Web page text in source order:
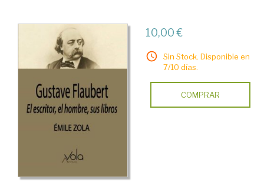
10,00 €
Sin Stock. Disponible en
7/10 días.
COMPRAR